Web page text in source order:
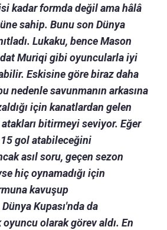
kadar formda değil ama hâlâ
sahip. Bunu son Dünya
Lukaku, bence Mason
Muriqi gibi oyuncularla iyi
Eskisine göre biraz daha
nedenle savunmanın arkasına
için kanatlardan gelen
atakları bitirmeyi seviyor. Eğer
gol atabileceğini
asıl soru, geçen sezon
hiç oynamadığı için
kavuşup
Kupası'nda da
olarak görev aldı. En